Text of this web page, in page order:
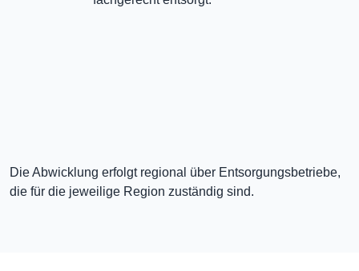
Die Abwicklung erfolgt regional über Entsorgungsbetriebe,
die für die jeweilige Region zuständig sind.